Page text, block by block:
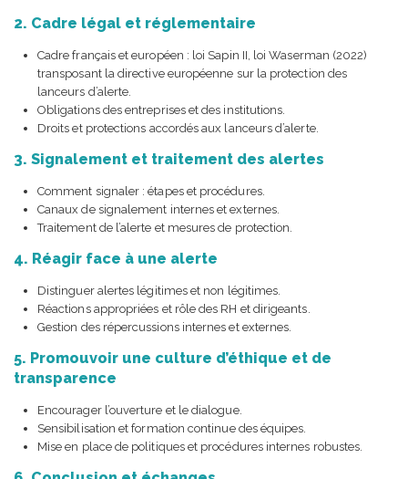
2. Cadre légal et réglementaire
Cadre français et européen : loi Sapin II, loi Waserman (2022)
transposant la directive européenne sur la protection des
lanceurs d’alerte.
Obligations des entreprises et des institutions.
Droits et protections accordés aux lanceurs d’alerte.
3. Signalement et traitement des alertes
Comment signaler : étapes et procédures.
Canaux de signalement internes et externes.
Traitement de l’alerte et mesures de protection.
4. Réagir face à une alerte
Distinguer alertes légitimes et non légitimes.
Réactions appropriées et rôle des RH et dirigeants.
Gestion des répercussions internes et externes.
5. Promouvoir une culture d’éthique et de
transparence
Encourager l’ouverture et le dialogue.
Sensibilisation et formation continue des équipes.
Mise en place de politiques et procédures internes robustes.